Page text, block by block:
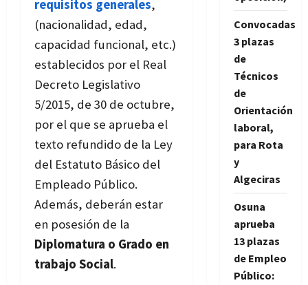
requisitos generales,
(nacionalidad, edad,
capacidad funcional, etc.)
establecidos por el Real
Decreto Legislativo
5/2015, de 30 de octubre,
por el que se aprueba el
texto refundido de la Ley
del Estatuto Básico del
Empleado Público.
Además, deberán estar
en posesión de la
Diplomatura o Grado en
trabajo Social.
Convocadas
3 plazas
de
Técnicos
de
Orientación
laboral,
para Rota
y
Algeciras
Osuna
aprueba
13 plazas
de Empleo
Público: